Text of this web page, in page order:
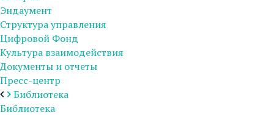
Эндаумент
Структура управления
Цифровой Фонд
Культура взаимодействия
Документы и отчеты
Пресс-центр
Библиотека
Библиотека